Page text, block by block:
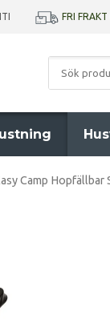
FRI FRAKT
Camp Hopfällbar